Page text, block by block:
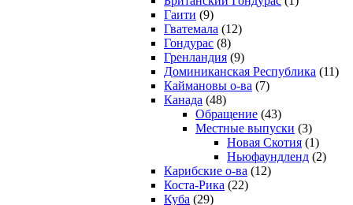
Гаити (9)
Гватемала (12)
Гондурас (8)
Гренландия (9)
Доминиканская Республика (11)
Каймановы о-ва (7)
Канада (48)
Обращение (43)
Местные выпуски (3)
Новая Скотия (1)
Ньюфаундленд (2)
Карибские о-ва (12)
Коста-Рика (22)
Куба (29)